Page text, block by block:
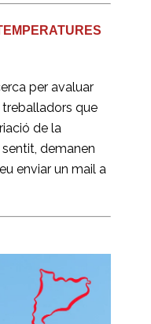
per avaluar
que
de la
demanen
enviar un mail a